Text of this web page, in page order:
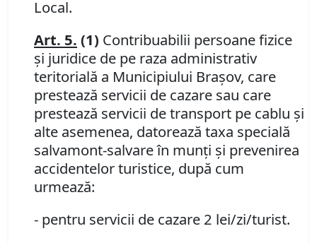
Local.
Art. 5. (1) Contribuabilii persoane fizice
şi juridice de pe raza administrativ
teritorială a Municipiului Braşov, care
prestează servicii de cazare sau care
prestează servicii de transport pe cablu şi
alte asemenea, datorează taxa specială
salvamont-salvare în munţi şi prevenirea
accidentelor turistice, după cum
urmează:
- pentru servicii de cazare 2 lei/zi/turist.